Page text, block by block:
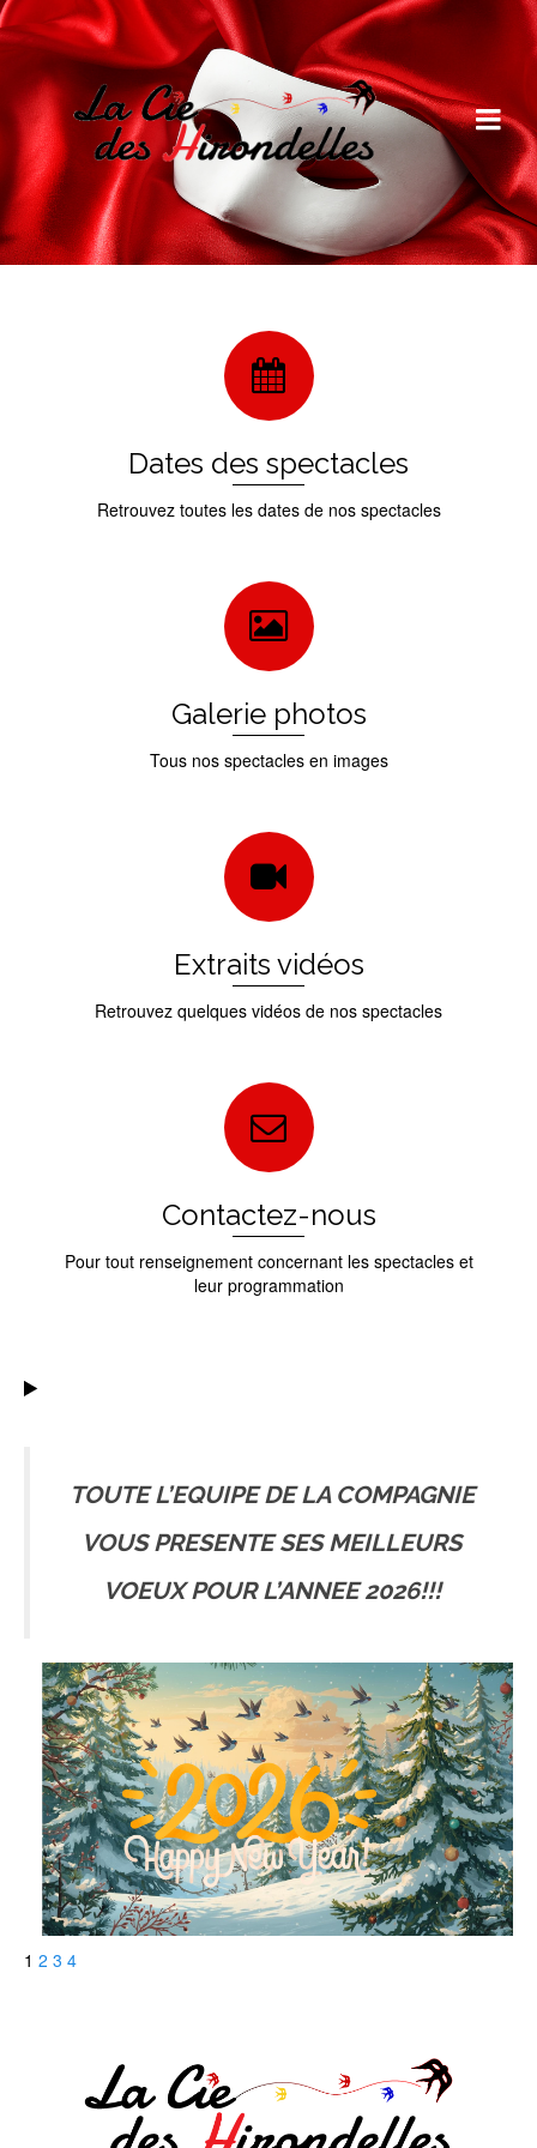
Dates des spectacles
Retrouvez toutes les dates de nos spectacles
Galerie photos
Tous nos spectacles en images
Extraits vidéos
Retrouvez quelques vidéos de nos spectacles
Contactez-nous
Pour tout renseignement concernant les spectacles et
leur programmation
TOUTE L’EQUIPE DE LA COMPAGNIE
VOUS PRESENTE SES MEILLEURS
VOEUX POUR L’ANNEE 2026!!!
1 2 3 4